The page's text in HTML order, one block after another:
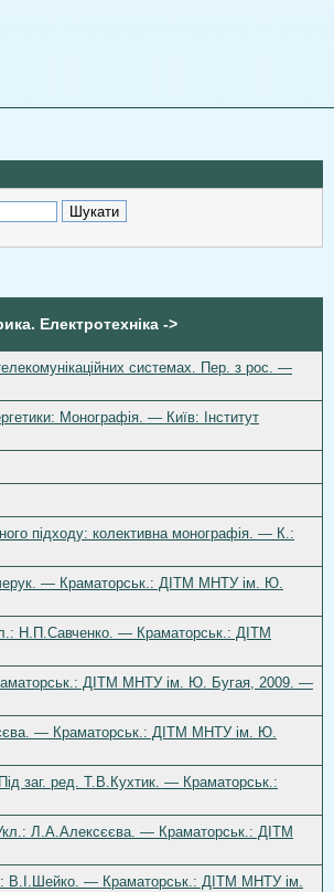
Електротехніка ->
системах. Пер. з рос. —
Монографія. — Київ: Інститут
підходу: колективна монографія. — К.:
— Краматорськ.: ДІТМ МНТУ ім. Ю.
Н.П.Савченко. — Краматорськ.: ДІТМ
ДІТМ МНТУ ім. Ю. Бугая, 2009. —
— Краматорськ.: ДІТМ МНТУ ім. Ю.
заг. ред. Т.В.Кухтик. — Краматорськ.:
Укл.: Л.А.Алексєєва. — Краматорськ.: ДІТМ
В.І.Шейко. — Краматорськ.: ДІТМ МНТУ ім.